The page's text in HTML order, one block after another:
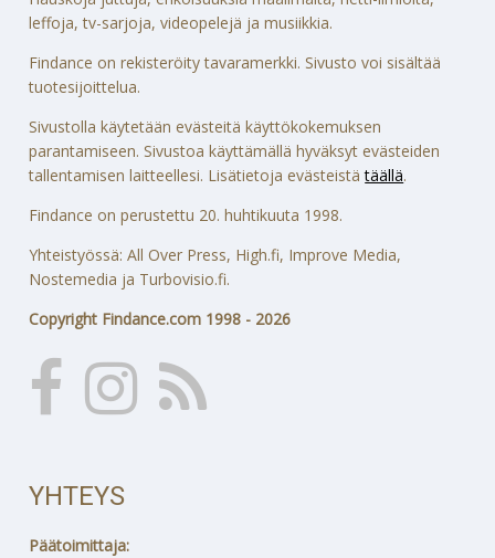
leffoja, tv-sarjoja, videopelejä ja musiikkia.
Findance on rekisteröity tavaramerkki. Sivusto voi sisältää
tuotesijoittelua.
Sivustolla käytetään evästeitä käyttökokemuksen
parantamiseen. Sivustoa käyttämällä hyväksyt evästeiden
tallentamisen laitteellesi. Lisätietoja evästeistätäällä.
Findance on perustettu 20. huhtikuuta 1998.
Yhteistyössä: All Over Press, High.fi, Improve Media,
Nostemedia ja Turbovisio.fi.
Copyright Findance.com 1998 - 2026
YHTEYS
Päätoimittaja: